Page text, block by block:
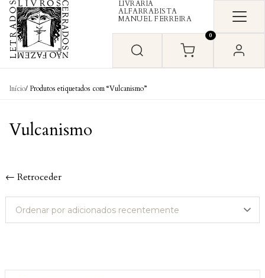
Skip to content
LIVRARIA
ALFARRABISTA
MANUEL FERREIRA
0
Início/ Produtos etiquetados com “Vulcanismo”
Vulcanismo
← Retroceder